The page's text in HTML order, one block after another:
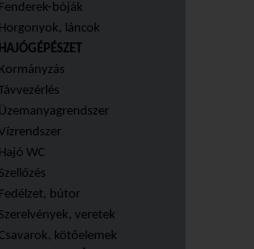
Fenderek-bóják
Horgonyok, láncok
HAJÓGÉPÉSZET
Kormányzás
Üzemanyagrendszer
Hajó WC
Szellőzés
Fedélzet, bútor
Szerelvények, veretek
Csavarok, kötőelemek